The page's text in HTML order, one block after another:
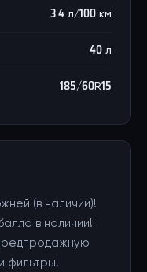
3.4 л/100 км
40 л
185/60R15
(в наличии)!
в наличии!
фильтры!